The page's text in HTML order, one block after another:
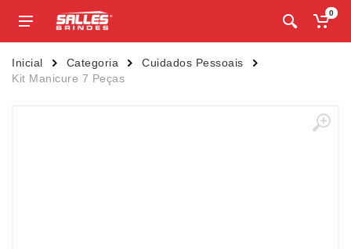
0
Inicial Categoria
Cuidados Pessoais
Kit Manicure 7 Peças